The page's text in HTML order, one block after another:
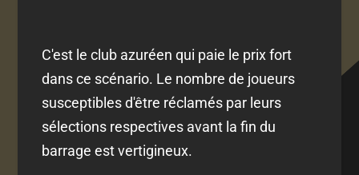
C'est le club azuréen qui paie le prix fort
dans ce scénario. Le nombre de joueurs
susceptibles d'être réclamés par leurs
sélections respectives avant la fin du
barrage est vertigineux.